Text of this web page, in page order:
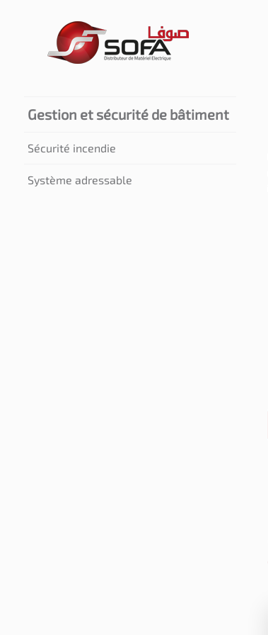
Gestion et sécurité de bâtiment
Sécurité incendie
Système adressable